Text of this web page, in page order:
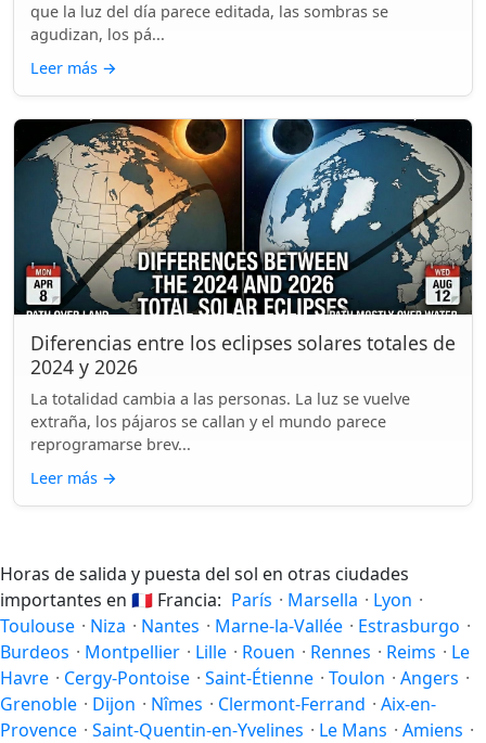
que la luz del día parece editada, las sombras se
agudizan, los pá...
Leer más →
Diferencias entre los eclipses solares totales de
2024 y 2026
La totalidad cambia a las personas. La luz se vuelve
extraña, los pájaros se callan y el mundo parece
reprogramarse brev...
Leer más →
Horas de salida y puesta del sol en otras ciudades
importantes en 🇫🇷 Francia: París · Marsella · Lyon ·
Toulouse · Niza · Nantes · Marne-la-Vallée · Estrasburgo ·
Burdeos · Montpellier · Lille · Rouen · Rennes · Reims · Le
Havre · Cergy-Pontoise · Saint-Étienne · Toulon · Angers ·
Grenoble · Dijon · Nîmes · Clermont-Ferrand · Aix-en-
Provence · Saint-Quentin-en-Yvelines · Le Mans · Amiens ·